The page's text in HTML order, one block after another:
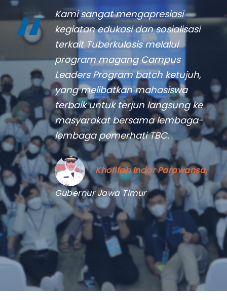
Kami sangat mengapresiasi
kegiatan edukasi dan sosialisasi
terkait Tuberkulosis melalui
program magang Campus
Leaders Program batch ketujuh,
yang melibatkan mahasiswa
terbaik untuk terjun langsung ke
masyarakat bersama lembaga-
lembaga pemerhati TBC.
Khofifah Indar Parawansa,
Gubernur Jawa Timur